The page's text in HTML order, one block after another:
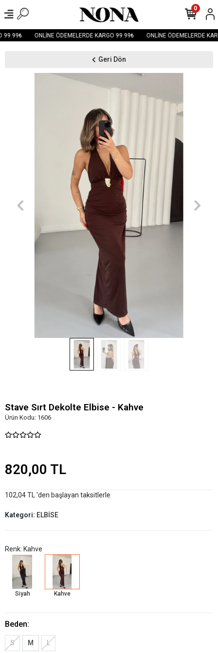
99.99₺ ONLİNE ÖDEMELERDE KARGO 99.99₺ ONLİNE ÖDEMELERDE
0
Geri Dön
Stave Sırt Dekolte Elbise - Kahve
Ürün Kodu: 1606
820,00 TL
102,04 TL 'den başlayan taksitlerle
Kategori: ELBİSE
Renk: Kahve
Siyah Kahve
Beden:
S M L